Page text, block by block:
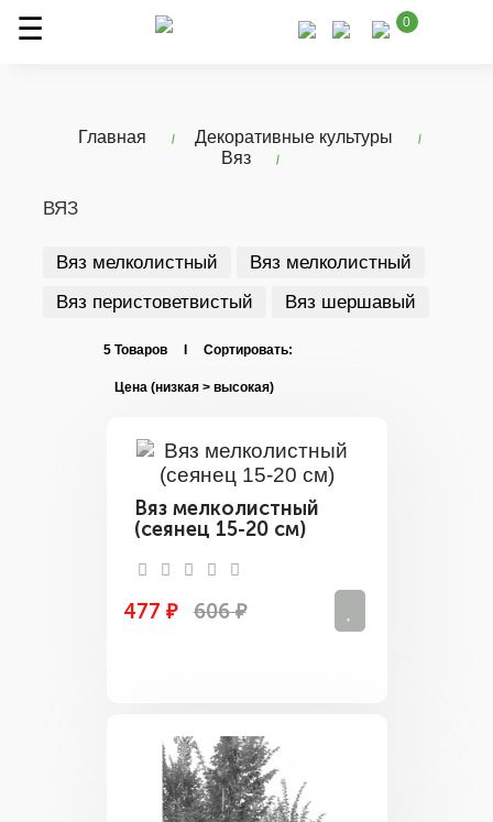
0
Главная
Декоративные культуры
Вяз
ВЯЗ
Вяз мелколистный
Вяз мелколистный
Вяз перистоветвистый
Вяз шершавый
5 Товаров I Сортировать:
Вяз мелколистный
(сеянец 15-20 см)
477 ₽ 606 ₽